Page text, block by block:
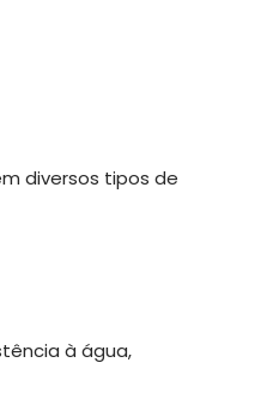
diversos tipos de
à água,